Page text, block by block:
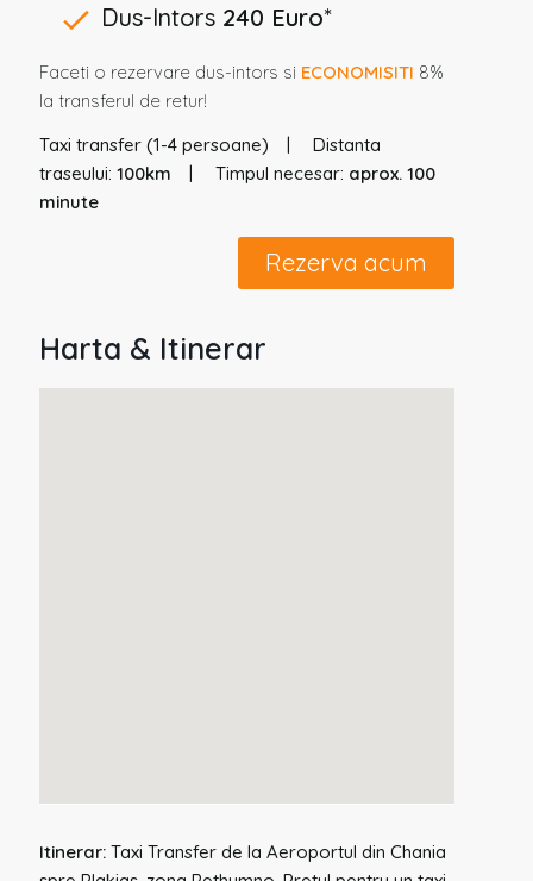
Dus-Intors 240 Euro*
Faceti o rezervare dus-intors si ECONOMISITI 8%
la transferul de retur!
Taxi transfer (1-4 persoane)
Distanta
traseului: 100km Timpul necesar: aprox. 100
minute
Rezerva acum
Harta & Itinerar
Itinerar:Taxi Transfer de la Aeroportul din Chania